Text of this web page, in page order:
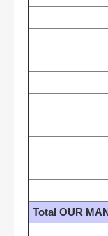
Total OUR